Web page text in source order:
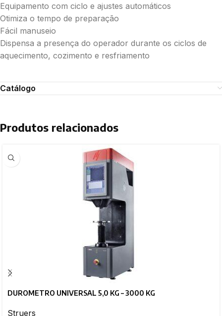
Equipamento com ciclo e ajustes automáticos
Otimiza o tempo de preparação
Fácil manuseio
Dispensa a presença do operador durante os ciclos de
aquecimento, cozimento e resfriamento
Catálogo
Produtos relacionados
DUROMETRO UNIVERSAL 5,0 KG – 3000 KG
Struers